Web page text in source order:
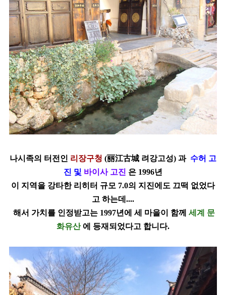
나시족의 터전인 리장구청 (丽江古城 려강고성) 과 수허 고
진 및 바이사 고진 은 1996년
이 지역을 강타한 리히터 규모 7.0의 지진에도 끄떡 없었다
고 하는데....
해서 가치를 인정받고는 1997년에 세 마을이
함께 세계 문
화유산에 등재되었다고 합니다.